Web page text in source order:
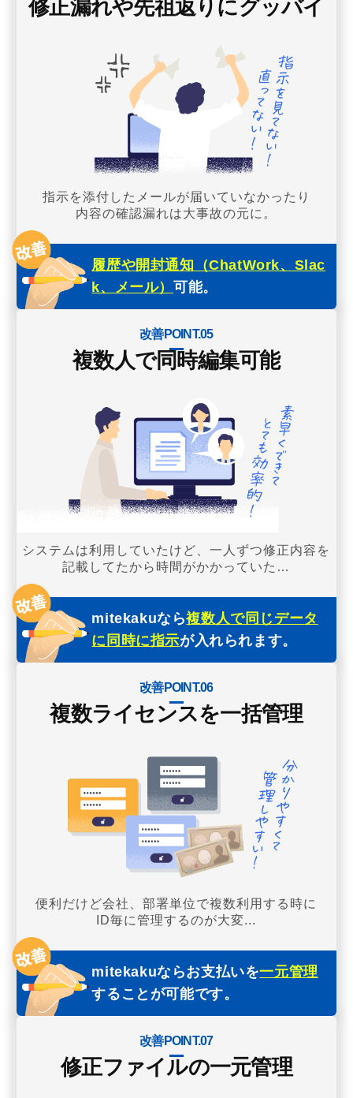
修正漏れや先祖返りにグッバイ
指示を添付したメールが届いていなかったり
内容の確認漏れは大事故の元に。
履歴や開封通知（ChatWork、Slac
k、メール）可能。
改善POINT.05
複数人で同時編集可能
システムは利用していたけど、一人ずつ修正内容を
記載してたから時間がかかっていた…
mitekakuなら複数人で同じデータ
に同時に指示が入れられます。
改善POINT.06
複数ライセンスを一括管理
便利だけど会社、部署単位で複数利用する時に
ID毎に管理するのが大変...
mitekakuならお支払いを一元管理
することが可能です。
改善POINT.07
修正ファイルの一元管理